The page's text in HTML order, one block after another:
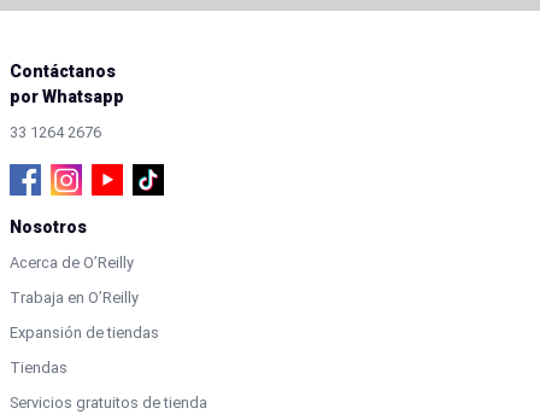
Contáctanos
por Whatsapp
33 1264 2676
Nosotros
Acerca de O’Reilly
Trabaja en O’Reilly
Expansión de tiendas
Tiendas
Servicios gratuitos de tienda